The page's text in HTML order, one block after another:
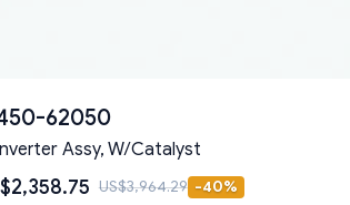
62050
Assy, W/Catalyst
US$3,964.29 -40%